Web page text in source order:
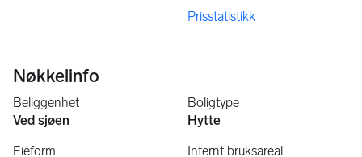
Prisstatistikk
Nøkkelinfo
Beliggenhet
Ved sjøen
Boligtype
Hytte
Eieform
Internt bruksareal